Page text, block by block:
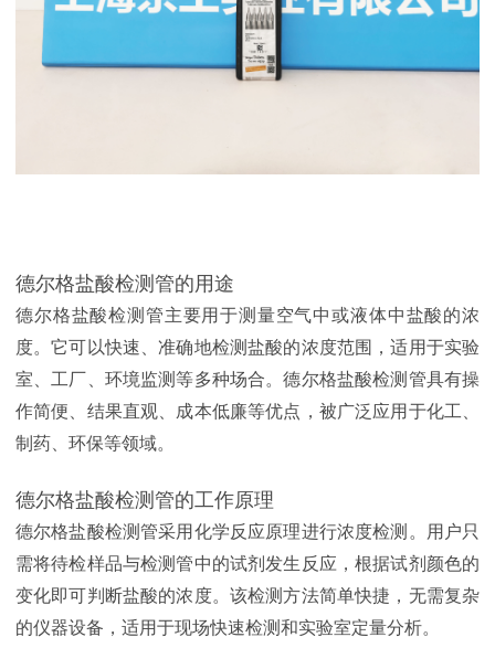
德尔格盐酸检测管的用途
德尔格盐酸检测管主要用于测量空气中或液体中盐酸的浓
度。它可以快速、准确地检测盐酸的浓度范围，适用于实验
室、工厂、环境监测等多种场合。德尔格盐酸检测管具有操
作简便、结果直观、成本低廉等优点，被广泛应用于化工、
制药、环保等领域。
德尔格盐酸检测管的工作原理
德尔格盐酸检测管采用化学反应原理进行浓度检测。用户只
需将待检样品与检测管中的试剂发生反应，根据试剂颜色的
变化即可判断盐酸的浓度。该检测方法简单快捷，无需复杂
的仪器设备，适用于现场快速检测和实验室定量分析。